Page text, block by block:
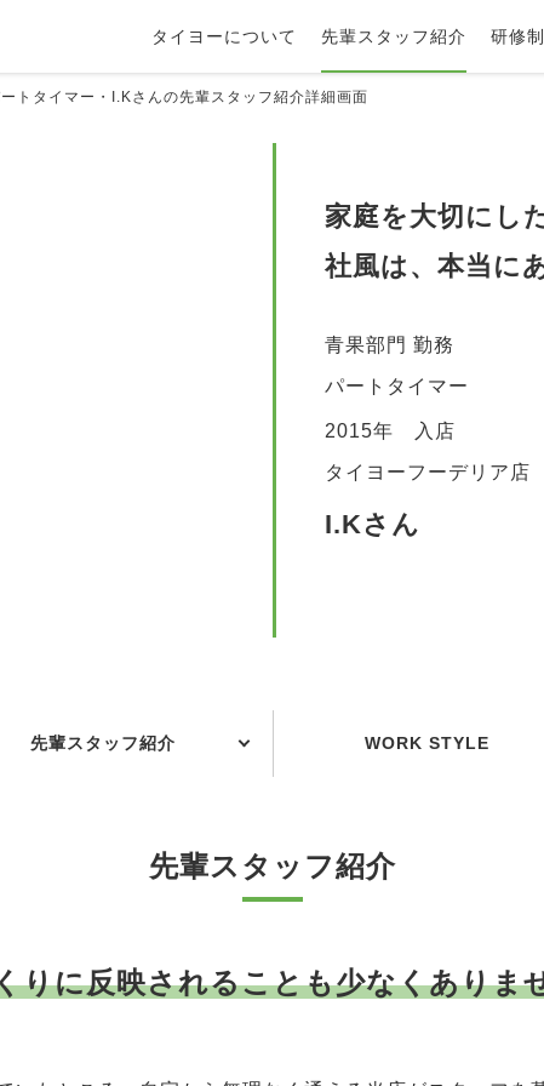
タイヨーについて 先輩スタッフ紹介 研修
トタイマー ・I.Kさんの先輩スタッフ紹介詳細画面
家庭を大切にし
社風は、本当に
青果部門 勤務
パートタイマー
2015年 入店
タイヨーフーデリア店
I.Kさん
先輩スタッフ紹介 WORK STYLE
先輩スタッフ紹介
りに反映されることも少なくありま